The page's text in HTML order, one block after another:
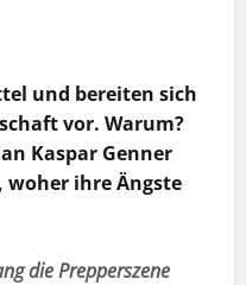
und bereiten sich
vor. Warum?
Kaspar Genner
ihre Ängste
die Prepperszene